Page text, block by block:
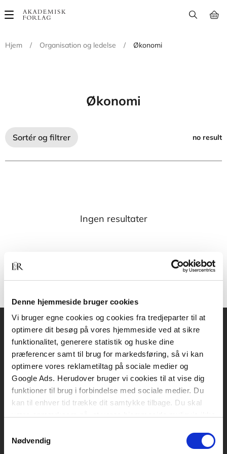
Denne hjemmeside bruger cookies
Vi bruger egne cookies og cookies fra tredjeparter til at
optimere dit besøg på vores hjemmeside ved at sikre
funktionalitet, generere statistik og huske dine
præferencer samt til brug for markedsføring, så vi kan
optimere vores reklametiltag på sociale medier og
Google Ads. Herudover bruger vi cookies til at vise dig
funktioner til brug i forbindelse med sociale medier. Du
kan til enhver tid trække dit samtykke tilbage. Du skal
tilbagetrækker et samtykke.
Nødvendig
Main
Hjem
/ Organisation og ledelse / Økonomi
Økonomi
Sortér og filtrer no result
Ingen resultater
Akademisk Forlag
Vognmagergade 11
1120 København K
CVR 76351910
Kontakt kundeservice